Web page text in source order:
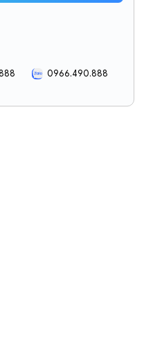
0966.490.888